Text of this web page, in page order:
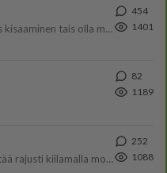
Menikös öoliisilta yli tuo mppedinkans kisaaminen tais olla melkoinen riski vahigoittaa tarpeettomasti jopa kuolla tuoss
454
1401
82
1189
Ylellä leviää video jossa poliisi pysäyttää rajusti kiilamalla mopo pojan. Toivottavasti poliisi ottaa tuosta mallia myö
252
1088